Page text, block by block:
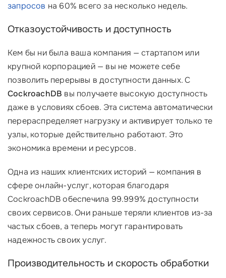
запросов на 60% всего за несколько недель.
Отказоустойчивость и доступность
Кем бы ни была ваша компания — стартапом или
крупной корпорацией — вы не можете себе
позволить перерывы в доступности данных. С
CockroachDB вы получаете высокую доступность
даже в условиях сбоев. Эта система автоматически
перераспределяет нагрузку и активирует только те
узлы, которые действительно работают. Это
экономика времени и ресурсов.
Одна из наших клиентских историй — компания в
сфере онлайн-услуг, которая благодаря
CockroachDB обеспечила 99.999% доступности
своих сервисов. Они раньше теряли клиентов из-за
частых сбоев, а теперь могут гарантировать
надежность своих услуг.
Производительность и скорость обработки